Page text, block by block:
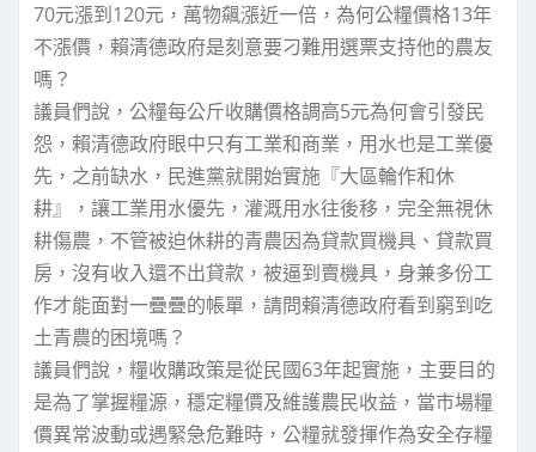
70元漲到120元，萬物飆漲近一倍，為何公糧價格13年
不漲價，賴清德政府是刻意要刁難用選票支持他的農友
嗎？
議員們說，公糧每公斤收購價格調高5元為何會引發民
怨，賴清德政府眼中只有工業和商業，用水也是工業優
先，之前缺水，民進黨就開始實施『大區輪作和休
耕』，讓工業用水優先，灌溉用水往後移，完全無視休
耕傷農，不管被迫休耕的青農因為貸款買機具、貸款買
房，沒有收入還不出貸款，被逼到賣機具，身兼多份工
作才能面對一疊疊的帳單，請問賴清德政府看到窮到吃
土青農的困境嗎？
議員們說，糧收購政策是從民國63年起實施，主要目的
是為了掌握糧源，穩定糧價及維護農民收益，當市場糧
價異常波動或遇緊急危難時，公糧就發揮作為安全存糧